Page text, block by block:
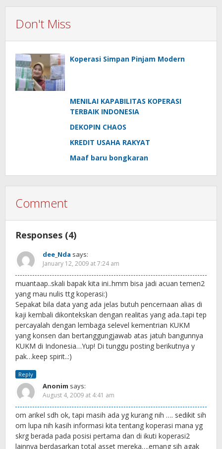
Don't Miss
Koperasi Simpan Pinjam Modern
MENILAI KAPABILITAS KOPERASI
TERBAIK INDONESIA
DEKOPIN CHAOS
KREDIT USAHA RAKYAT
Maaf baru bongkaran
Comment
Responses (4)
dee_Nda says:
January 12, 2009 at 7:24 am
muantaap..skali bapak kita ini..hmm bisa jadi acuan temen2
yang mau nulis ttg koperasi:)
Sepakat bila data yang ada jelas butuh pencernaan alias di
kaji kembali dikontekskan dengan realitas yang ada..tapi tep
percayalah dengan lembaga selevel kementrian KUKM
yang konsen dan bertanggungjawab atas jatuh bangunnya
KUKM di Indonesia…Yup! Di tunggu posting berikutnya y
pak…keep spirit..:)
Reply
Anonim says:
August 4, 2009 at 4:41 am
om arikel sdh ok, tapi masih ada yg kurang nih …. sedikit sih
om lupa nih kasih informasi kita tentang koperasi mana yg
skrg berada pada posisi pertama dan di ikuti koperasi2
lainnya berdasarkan total asset mereka….emang sih agak